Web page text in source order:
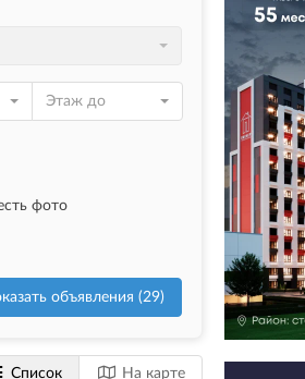
Этаж до
фото
Список На карте